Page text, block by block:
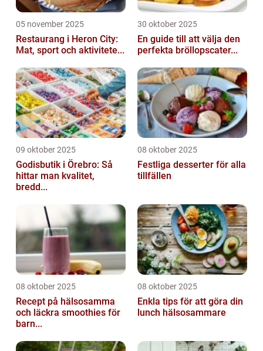
05 november 2025
Restaurang i Heron City:
Mat, sport och aktivitete...
30 oktober 2025
En guide till att välja den
perfekta bröllopscater...
09 oktober 2025
Godisbutik i Örebro: Så
hittar man kvalitet,
bredd...
08 oktober 2025
Festliga desserter för alla
tillfällen
08 oktober 2025
Recept på hälsosamma
och läckra smoothies för
barn...
08 oktober 2025
Enkla tips för att göra din
lunch hälsosammare